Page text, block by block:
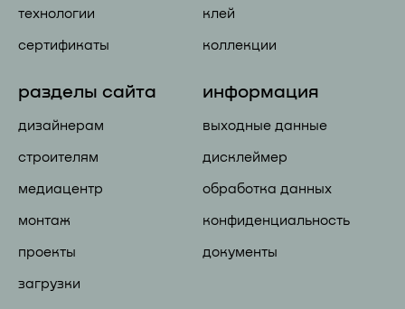
технологии
сертификаты
клей
коллекции
разделы сайта
дизайнерам
строителям
медиацентр
монтаж
проекты
загрузки
информация
выходные данные
дисклеймер
обработка данных
конфиденциальность
документы